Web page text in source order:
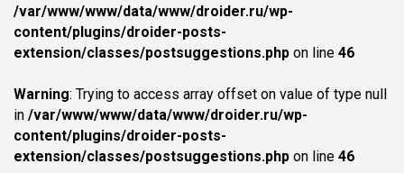
/var/www/www/data/www/droider.ru/wp-
content/plugins/droider-posts-
extension/classes/postsuggestions.php on line 46
Warning: Trying to access array offset on value of type null
in /var/www/www/data/www/droider.ru/wp-
content/plugins/droider-posts-
extension/classes/postsuggestions.php on line 46